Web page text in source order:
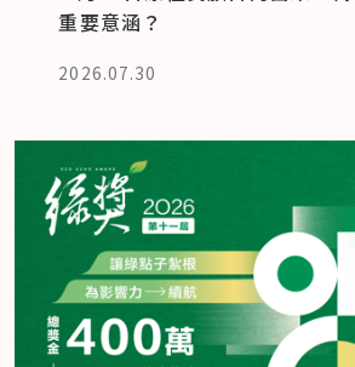
重要意涵？
2026.07.30